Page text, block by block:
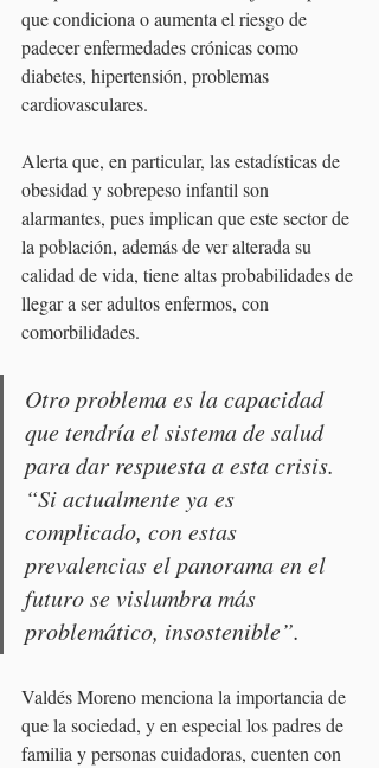
que condiciona o aumenta el riesgo de
padecer enfermedades crónicas como
diabetes, hipertensión, problemas
cardiovasculares.
Alerta que, en particular, las estadísticas de
obesidad y sobrepeso infantil son
alarmantes, pues implican que este sector de
la población, además de ver alterada su
calidad de vida, tiene altas probabilidades de
llegar a ser adultos enfermos, con
comorbilidades.
Otro problema es la capacidad
que tendría el sistema de salud
para dar respuesta a esta crisis.
“Si actualmente ya es
complicado, con estas
prevalencias el panorama en el
futuro se vislumbra más
problemático, insostenible”.
Valdés Moreno menciona la importancia de
que la sociedad, y en especial los padres de
familia y personas cuidadoras, cuenten con